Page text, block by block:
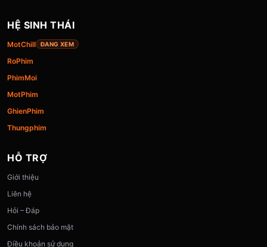
HỆ SINH THÁI
MotChill ĐANG XEM
RoPhim
PhimMoi
MotPhim
GhienPhim
Thungphim
HỖ TRỢ
Giới thiệu
Liên hệ
Hỏi – Đáp
Chính sách bảo mật
Điều khoản sử dụng